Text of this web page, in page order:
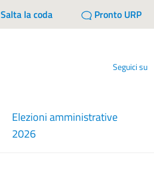
Salta la coda Pronto URP
Seguici su
Elezioni amministrative
2026